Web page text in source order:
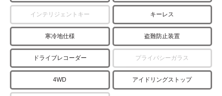
インテリジェントキー キーレス
寒冷地仕様 盗難防止装置
ドライブレコーダー プライバシーガラス
4WD アイドリングストップ